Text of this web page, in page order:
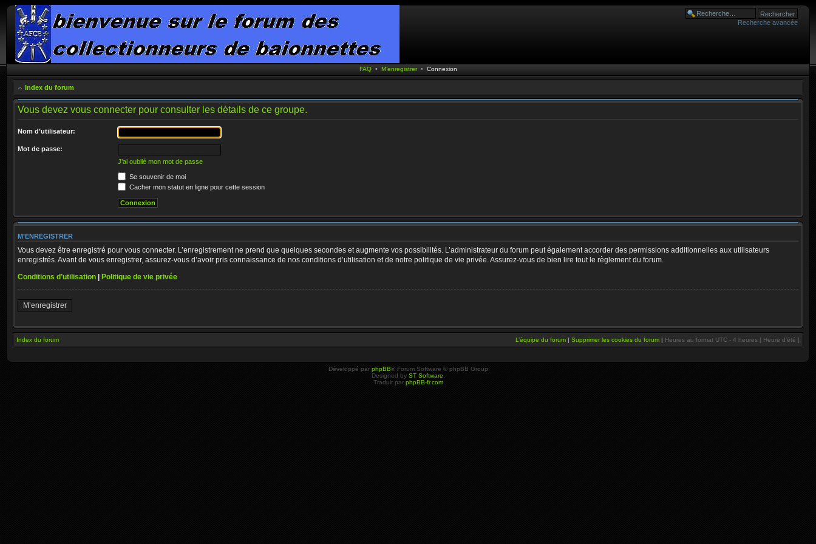
Recherche avancée
FAQ • M’enregistrer • Connexion
Index du forum
Vous devez vous connecter pour consulter les détails de ce groupe.
Nom d’utilisateur:
Mot de passe:
J’ai oublié mon mot de passe
Se souvenir de moi
Cacher mon statut en ligne pour cette session
M’ENREGISTRER
Vous devez être enregistré pour vous connecter. L’enregistrement ne prend que quelques secondes et augmente vos possibilités. L’administrateur du forum peut également accorder des permissions additionnelles aux utilisateurs
enregistrés. Avant de vous enregistrer, assurez-vous d’avoir pris connaissance de nos conditions d’utilisation et de notre politique de vie privée. Assurez-vous de bien lire tout le règlement du forum.
Conditions d’utilisation | Politique de vie privée
M’enregistrer
Index du forum L’équipe du forum | Supprimer les cookies du forum | Heures au format UTC - 4 heures [ Heure d’été ]
Développé par phpBB® Forum Software © phpBB Group
Designed by ST Software
Traduit par phpBB-fr.com